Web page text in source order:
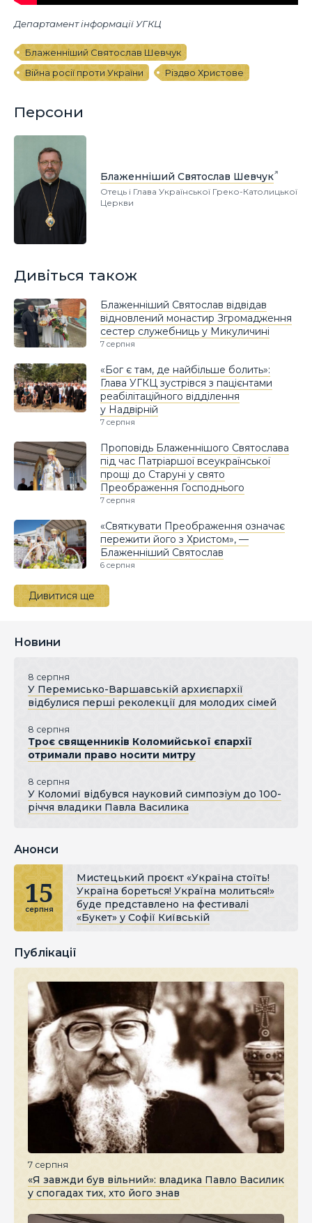
Департамент інформації УГКЦ
Блаженніший Святослав Шевчук
Війна росії проти України
Різдво Христове
Персони
Блаженніший Святослав Шевчук
Отець і Глава Української Греко-Католицької
Церкви
Дивіться також
Блаженніший Святослав відвідав
відновлений монастир Згромадження
сестер служебниць у Микуличині
7 серпня
«Бог є там, де найбільше болить»:
Глава УГКЦ зустрівся з пацієнтами
реабілітаційного відділення
у Надвірній
7 серпня
Проповідь Блаженнішого Святослава
під час Патріаршої всеукраїнської
прощі до Старуні у свято
Преображення Господнього
7 серпня
«Святкувати Преображення означає
пережити його з Христом», —
Блаженніший Святослав
6 серпня
Дивитися ще
Новини
8 серпня
У Перемисько-Варшавській архиєпархії
відбулися перші реколекції для молодих сімей
8 серпня
Троє священників Коломийської єпархії
отримали право носити митру
8 серпня
У Коломиї відбувся науковий симпозіум до 100-
річчя владики Павла Василика
Анонси
15
серпня
Мистецький проєкт «Україна стоїть!
Україна бореться! Україна молиться!»
буде представлено на фестивалі
«Букет» у Софії Київській
Публікації
7 серпня
«Я завжди був вільний»: владика Павло Василик
у спогадах тих, хто його знав